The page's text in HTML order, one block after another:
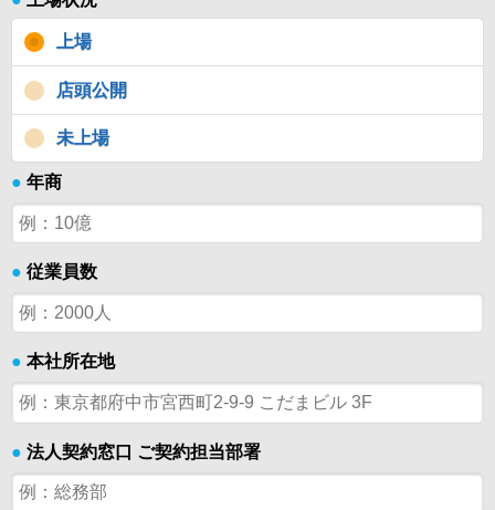
上場
店頭公開
未上場
● 年商
● 従業員数
● 本社所在地
● 法人契約窓口 ご契約担当部署